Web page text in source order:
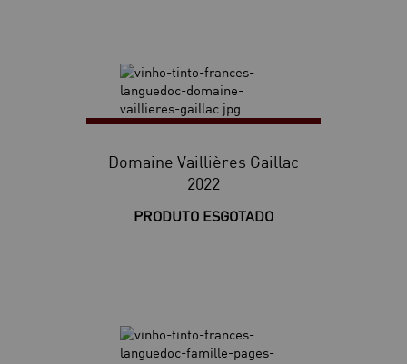
Domaine Vaillières Gaillac
2022
PRODUTO ESGOTADO